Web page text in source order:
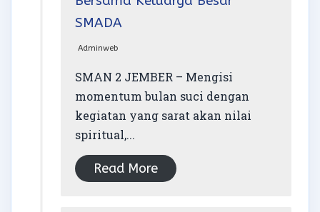
SMADA
Adminweb
SMAN 2 JEMBER – Mengisi
momentum bulan suci dengan
kegiatan yang sarat akan nilai
spiritual,...
Read More